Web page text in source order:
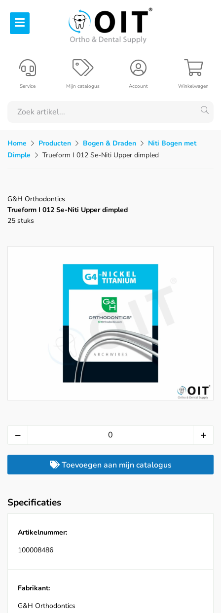
Winkelwagen
Account
Mijn catalogus
Service
Home Producten Bogen & Draden
Niti Bogen met
Dimple
Trueform I 012 Se-Niti Upper dimpled
G&H Orthodontics
Trueform I 012 Se-Niti Upper dimpled
25 stuks
Toevoegen aan mijn catalogus
Specificaties
Artikelnummer:
100008486
Fabrikant:
G&H Orthodontics